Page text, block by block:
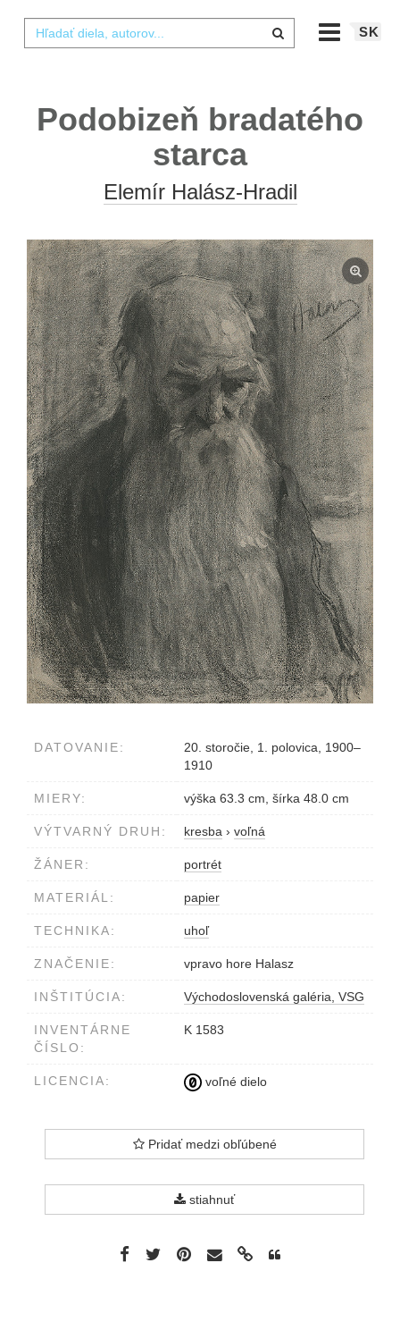
SK
Podobizeň bradatého
starca
Elemír Halász-Hradil
DATOVANIE:
20. storočie, 1. polovica, 1900–
1910
MIERY: výška 63.3 cm, šírka 48.0 cm
VÝTVARNÝ DRUH: kresba › voľná
ŽÁNER: portrét
MATERIÁL: papier
TECHNIKA: uhoľ
ZNAČENIE: vpravo hore Halasz
INŠTITÚCIA: Východoslovenská galéria, VSG
INVENTÁRNE
ČÍSLO:
K 1583
LICENCIA: voľné dielo
Pridať medzi obľúbené
stiahnuť